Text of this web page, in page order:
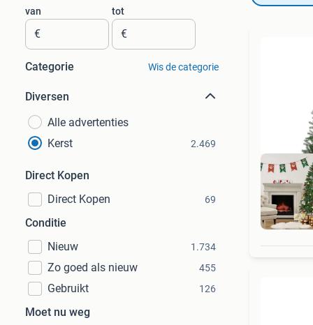
van
€
tot
€
Categorie Wis de categorie
Diversen
Alle advertenties
Kerst
2.469
Direct Kopen
Direct Kopen
69
Conditie
Nieuw
1.734
Zo goed als nieuw 455
Gebruikt 126
Moet nu weg